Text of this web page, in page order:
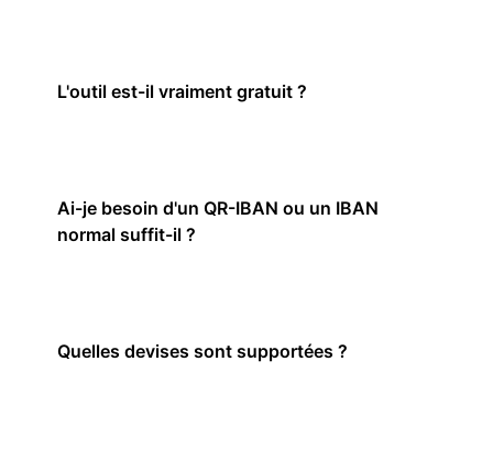
L'outil est-il vraiment gratuit ?
Ai-je besoin d'un QR-IBAN ou un IBAN
normal suffit-il ?
Quelles devises sont supportées ?